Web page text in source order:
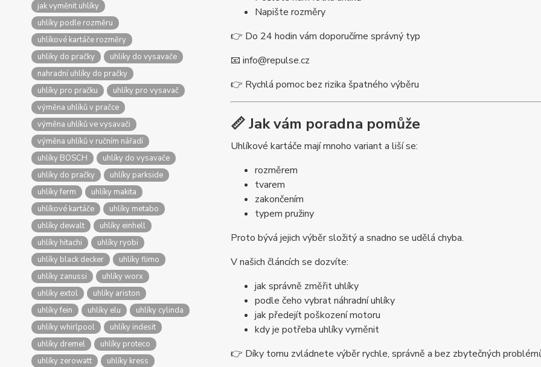
jak vyměnit uhlíky
uhlíky podle rozměru
uhlíkové kartáče rozměry
uhliky do pračky
uhliky do vysavače
nahradní uhlíky do pračky
uhlíky pro pračku
uhlíky pro vysavač
výměna uhlíků v pračce
výměna uhlíků ve vysavači
výměna uhlíků v ručním nářadí
uhlíky BOSCH
uhlíky do vysavače
uhlíky do pračky
uhlíky parkside
uhlíky ferm
uhlíky makita
uhlíkové kartáče
uhlíky metabo
uhlíky dewalt
uhlíky einhell
uhlíky hitachi
uhlíky ryobi
uhlíky black decker
uhlíky flimo
uhlíky zanussi
uhlíky worx
uhlíky extol
uhlíky ariston
uhlíky fein
uhlíky elu
uhlíky cylinda
uhlíky whirlpool
uhlíky indesit
uhlíky dremel
uhlíky proteco
uhlíky zerowatt
uhlíky kress
Napište rozměry
👉 Do 24 hodin vám doporučíme správný typ
📧 info@repulse.cz
👉 Rychlá pomoc bez rizika špatného výběru
📏 Jak vám poradna pomůže
Uhlíkové kartáče mají mnoho variant a liší se:
rozměrem
tvarem
zakončením
typem pružiny
Proto bývá jejich výběr složitý a snadno se udělá chyba.
V našich článcích se dozvíte:
jak správně změřit uhlíky
podle čeho vybrat náhradní uhlíky
jak předejít poškození motoru
kdy je potřeba uhlíky vyměnit
👉 Díky tomu zvládnete výběr rychle, správně a bez zbytečných